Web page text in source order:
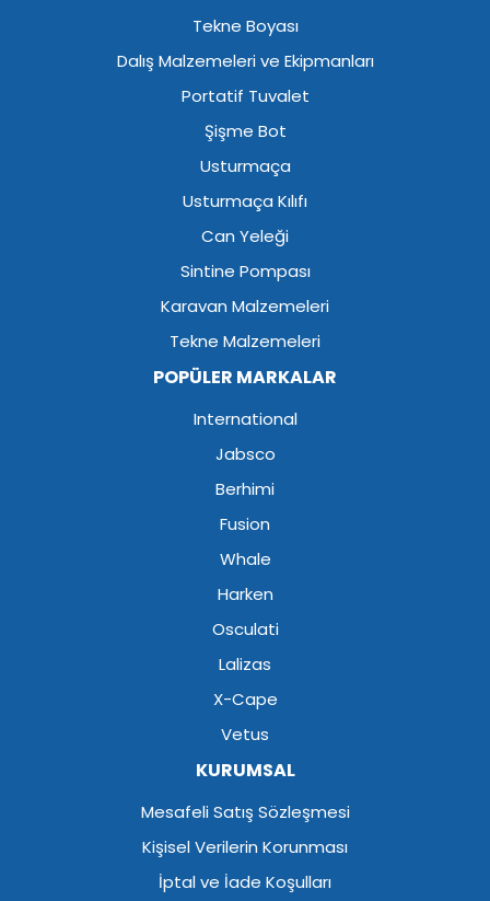
Tekne Boyası
Dalış Malzemeleri ve Ekipmanları
Portatif Tuvalet
Şişme Bot
Usturmaça
Usturmaça Kılıfı
Can Yeleği
Sintine Pompası
Karavan Malzemeleri
Tekne Malzemeleri
POPÜLER MARKALAR
International
Jabsco
Berhimi
Fusion
Whale
Harken
Osculati
Lalizas
X-Cape
Vetus
KURUMSAL
Mesafeli Satış Sözleşmesi
Kişisel Verilerin Korunması
İptal ve İade Koşulları